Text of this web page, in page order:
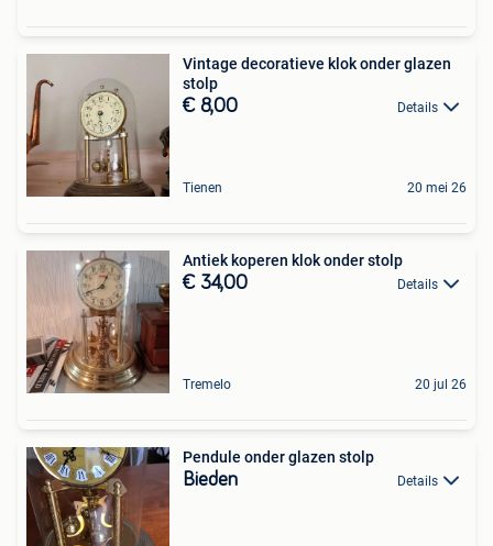
Vintage decoratieve klok onder glazen
stolp
€ 8,00 Details
Tienen 20 mei 26
Antiek koperen klok onder stolp
€ 34,00 Details
Tremelo 20 jul 26
Pendule onder glazen stolp
Bieden Details